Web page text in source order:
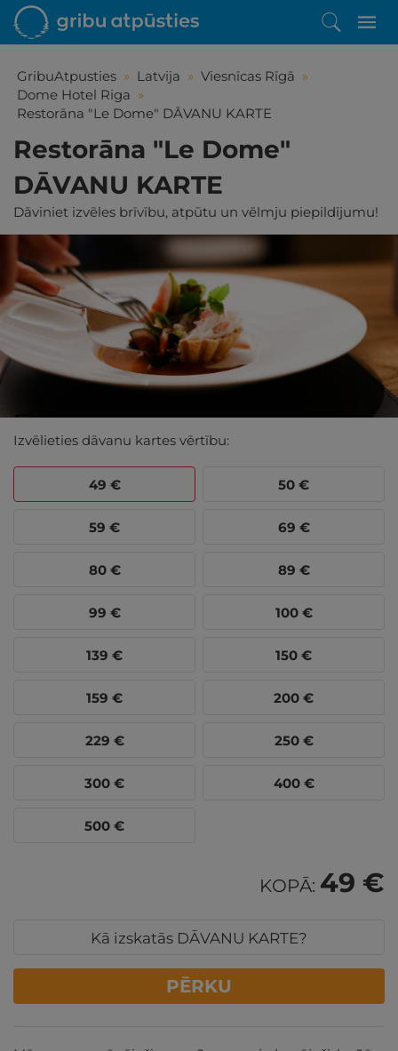
GribuAtpusties » Latvija » Viesnīcas Rīgā »
Dome Hotel Riga »
Restorāna "Le Dome" DĀVANU KARTE
Restorāna "Le Dome"
DĀVANU KARTE
Dāviniet izvēles brīvību, atpūtu un vēlmju piepildījumu!
Izvēlieties dāvanu kartes vērtību:
49 € 50 €
59 € 69 €
80 € 89 €
99 € 100 €
139 € 150 €
159 € 200 €
229 € 250 €
300 € 400 €
500 €
KOPĀ: 49 €
Kā izskatās DĀVANU KARTE?
PĒRKU